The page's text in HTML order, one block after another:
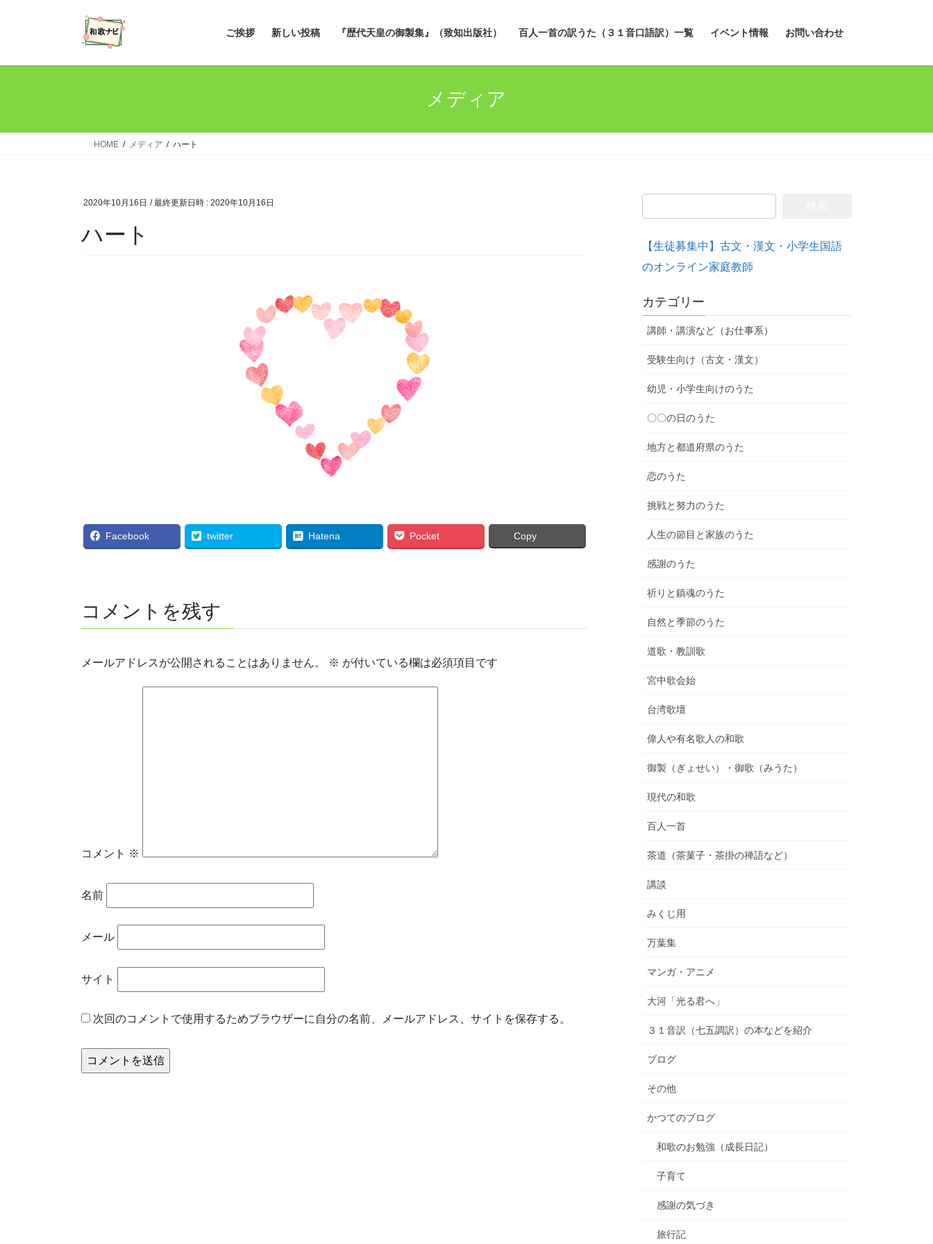
ご挨拶 新しい投稿 『歴代天皇の御製集』（致知出版社） 百人一首の訳うた（３１音口語訳）一覧 イベント情報 お問い合わせ
メディア
HOME メディア ハート
2020年10月16日 / 最終更新日時 : 2020年10月16日
ハート
Facebook twitter Hatena Pocket Copy
コメントを残す
メールアドレスが公開されることはありません。 ※ が付いている欄は必須項目です
コメント ※
名前
メール
サイト
次回のコメントで使用するためブラウザーに自分の名前、メールアドレス、サイトを保存する。
索:
【生徒募集中】古文・漢文・小学生国語
のオンライン家庭教師
カテゴリー
講師・講演など（お仕事系）
受験生向け（古文・漢文）
幼児・小学生向けのうた
〇〇の日のうた
地方と都道府県のうた
恋のうた
挑戦と努力のうた
人生の節目と家族のうた
感謝のうた
祈りと鎮魂のうた
自然と季節のうた
道歌・教訓歌
宮中歌会始
台湾歌壇
偉人や有名歌人の和歌
御製（ぎょせい）・御歌（みうた）
現代の和歌
百人一首
茶道（茶菓子・茶掛の禅語など）
講談
みくじ用
万葉集
マンガ・アニメ
大河「光る君へ」
３１音訳（七五調訳）の本などを紹介
ブログ
その他
かつてのブログ
和歌のお勉強（成長日記）
子育て
感謝の気づき
旅行記